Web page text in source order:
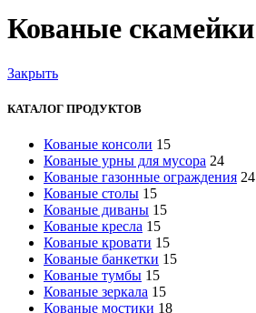
Кованые скамейки
Закрыть
КАТАЛОГ ПРОДУКТОВ
Кованые консоли 15
Кованые урны для мусора 24
Кованые газонные ограждения 24
Кованые столы 15
Кованые диваны 15
Кованые кресла 15
Кованые кровати 15
Кованые банкетки 15
Кованые тумбы 15
Кованые зеркала 15
Кованые мостики 18